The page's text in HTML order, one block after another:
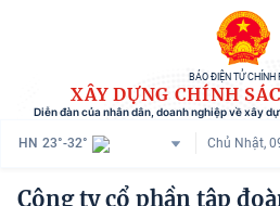
BÁO ĐIỆN TỬ CHÍNH
XÂY DỰNG CHÍNH
Diễn đàn của nhân dân, doanh nghiệp về xây
HN 23°-32° Chủ Nhật,
Danh mục
Công ty cổ phần tập